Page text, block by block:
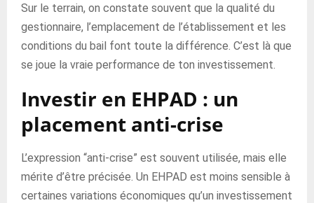
Sur le terrain, on constate souvent que la qualité du
gestionnaire, l’emplacement de l’établissement et les
conditions du bail font toute la différence. C’est là que
se joue la vraie performance de ton investissement.
Investir en EHPAD : un
placement anti-crise
L’expression “anti-crise” est souvent utilisée, mais elle
mérite d’être précisée. Un EHPAD est moins sensible à
certaines variations économiques qu’un investissement